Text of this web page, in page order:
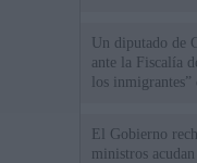
Un diputado de
ante la Fiscalía
los inmigrantes”
El Gobierno
ministros